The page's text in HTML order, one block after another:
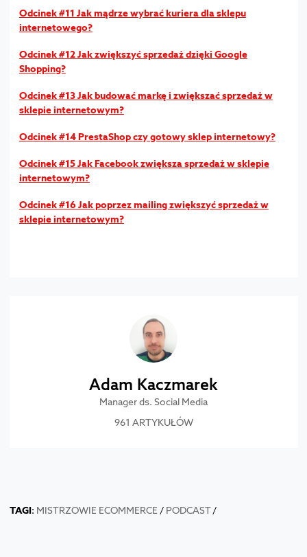
Odcinek #11 Jak mądrze wybrać kuriera dla sklepu
internetowego?
Odcinek #12 Jak zwiększyć sprzedaż dzięki Google
Shopping?
Odcinek #13 Jak budować markę i zwiększać sprzedaż w
sklepie internetowym?
Odcinek #14 PrestaShop czy gotowy sklep internetowy?
Odcinek #15 Jak Facebook zwiększa sprzedaż w sklepie
internetowym?
Odcinek #16 Jak poprzez mailing zwiększyć sprzedaż w
sklepie internetowym?
Adam Kaczmarek
Manager ds. Social Media
961 ARTYKUŁÓW
TAGI: MISTRZOWIE ECOMMERCE / PODCAST/